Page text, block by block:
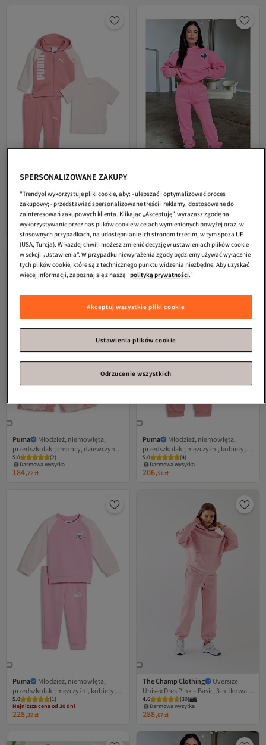
Puma
Młodzież, niemowlęta,
przedszkolaki; mężczyźni, kobiety;
dzianinowe kombinezony; regularne
– długi rękaw; różowy; Puma Shuffle;
5.0 (3)
Darmowa wysyłka
272,
CLAYES
Komplet dresowy zimowy
Butterfly - różowy, nadrukowany, z
kapturem i dużym rozmiarem
3.5 (19)
Darmowa wysyłka
145,
Puma
Młodzież, niemowlęta,
przedszkolaki; chłopcy, dziewczynki;
dzianinowe kombinezony; regularne
rękawy; różowe; Puma Shuffle; 68
5.0 (2)
Darmowa wysyłka
184,72zł
Puma
Młodzież, niemowlęta,
przedszkolaki; mężczyźni, kobiety;
dzianinowe kombinezony; regularne
– długi rękaw; różowy; Puma Shuffle;
62
5.0 (4)
Darmowa wysyłka
206,51zł
Puma
Młodzież, niemowlęta,
przedszkolaki; mężczyźni, kobiety;
dzianinowe kombinezony; regularne
– długi rękaw; różowy; Puma Shuffle;
62
5.0 (1)
Najniższa cena od 30 dni
Darmowa wysyłka
Najniższa cena od 30 dni
228,39zł
The Champ Clothing
Oversize
Unisex Dres Pink – Basic, 3-nitkowa
polarowa bluza z kapturem; spodnie
z gumką w pasie
4.6 (39)
Darmowa wysyłka
288,67zł
SPERSONALIZOWANE ZAKUPY
"Trendyol wykorzystuje pliki cookie, aby: - ulepszać i optymalizować proces
zakupowy; - przedstawiać spersonalizowane treści i reklamy, dostosowane do
zainteresowań zakupowych klienta. Klikając „Akceptuję”, wyrażasz zgodę na
wykorzystywanie przez nas plików cookie w celach wymienionych powyżej oraz, w
stosownych przypadkach, na udostępnianie ich stronom trzecim, w tym spoza UE
(USA, Turcja). W każdej chwili możesz zmienić decyzję w ustawieniach plików cookie
w sekcji „Ustawienia”. W przypadku niewyrażenia zgody będziemy używać wyłącznie
tych plików cookie, które są z technicznego punktu widzenia niezbędne. Aby uzyskać
więcej informacji, zapoznaj się z naszą
polityką prywatności."
Akceptuj wszystkie pliki cookie
Ustawienia plików cookie
Odrzucenie wszystkich